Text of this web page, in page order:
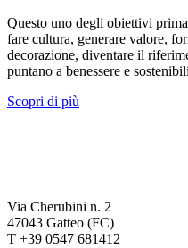
Questo uno degli obiettivi
fare cultura, generare valore,
decorazione, diventare il
puntano a benessere e
Scopri di più
Via Cherubini n. 2
47043 Gatteo (FC)
T +39 0547 681412